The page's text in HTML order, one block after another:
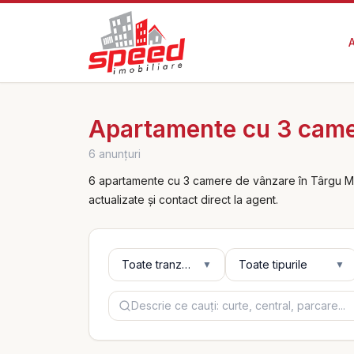
Apartamente cu 3
6 anunțuri
6 apartamente cu 3 camere de vânzare în Târgu
actualizate și contact direct la agent.
Tranzacție
Toate tranzacțiile
▼ TipToate tipurile ▼